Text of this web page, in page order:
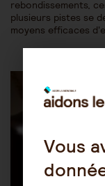
rebondissements,
plusieurs pistes se
moyens efficaces
Vous